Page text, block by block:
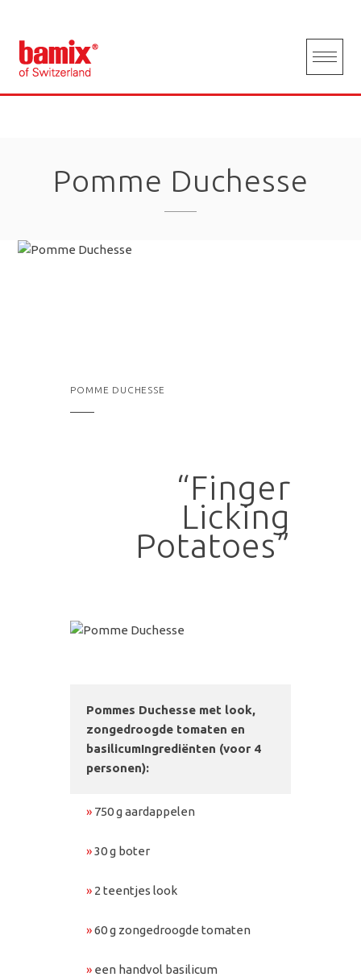
content
Pomme Duchesse
POMME DUCHESSE
“Finger
Licking
Potatoes”
Pommes Duchesse met look,
zongedroogde tomaten en
basilicumIngrediënten (voor 4
personen):
» 750 g aardappelen
»30 g boter
» 2 teentjes look
»60 g zongedroogde tomaten
» een handvol basilicum